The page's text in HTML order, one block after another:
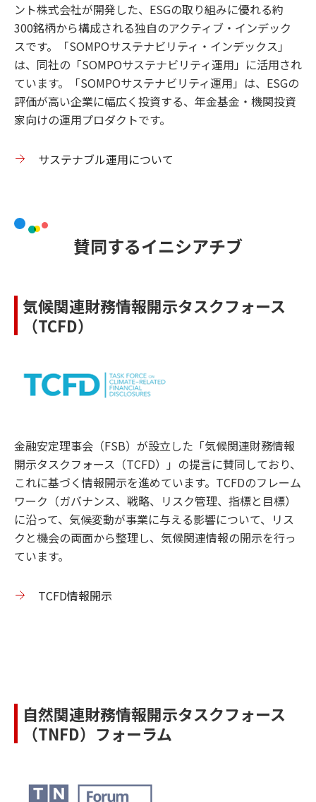
ント株式会社が開発した、ESGの取り組みに優れる約
300銘柄から構成される独自のアクティブ・インデック
スです。「SOMPOサステナビリティ・インデックス」
は、同社の「SOMPOサステナビリティ運用」に活用され
ています。「SOMPOサステナビリティ運用」は、ESGの
評価が高い企業に幅広く投資する、年金基金・機関投資
家向けの運用プロダクトです。
サステナブル運用について
賛同するイニシアチブ
気候関連財務情報開示タスクフォース
（TCFD）
金融安定理事会（FSB）が設立した「気候関連財務情報
開示タスクフォース（TCFD）」の提言に賛同しており、
これに基づく情報開示を進めています。TCFDのフレーム
ワーク（ガバナンス、戦略、リスク管理、指標と目標）
に沿って、気候変動が事業に与える影響について、リス
クと機会の両面から整理し、気候関連情報の開示を行っ
ています。
TCFD情報開示
自然関連財務情報開示タスクフォース
（TNFD）フォーラム